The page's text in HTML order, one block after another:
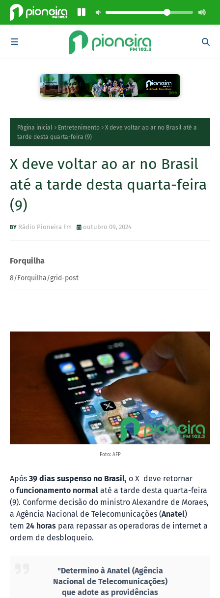
Página inicial Entretenimento
X deve voltar ao ar no Brasil até a
tarde desta quarta-feira (9)
X deve voltar ao ar no Brasil
até a tarde desta quarta-feira
(9)
Rádio Pioneira Fm outubro 09, 2024
Forquilha
8/Forquilha/grid-post
Foto: AFP
Após 39 dias suspenso no Brasil, o X deve retornar
o funcionamento normal até a tarde desta quarta-feira
(9). Conforme decisão do ministro Alexandre de Moraes,
a Agência Nacional de Telecomunicações (Anatel)
tem 24 horas para repassar as operadoras de internet a
ordem de desbloqueio.
"Determino à Anatel (Agência
Nacional de Telecomunicações)
que adote as providências